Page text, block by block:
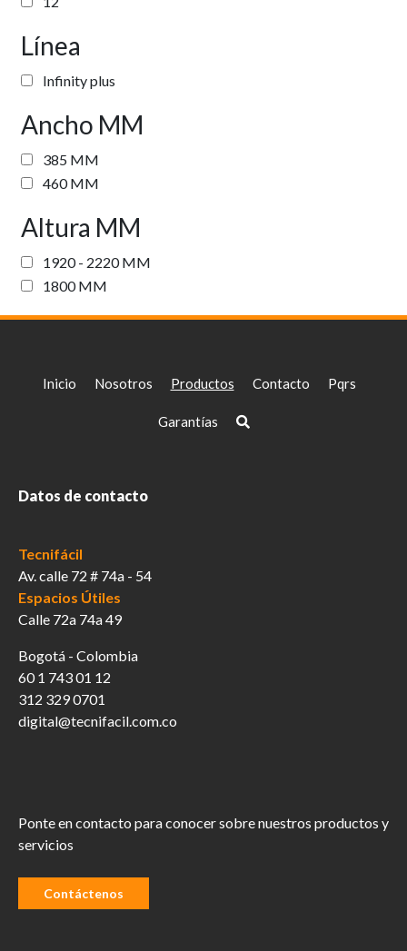
Línea
Infinity plus
Ancho MM
385 MM
460 MM
Altura MM
1920 - 2220 MM
1800 MM
Inicio Nosotros Productos Contacto Pqrs
Garantías
Datos de contacto
Tecnifácil
Av. calle 72 # 74a - 54
Espacios Útiles
Calle 72a 74a 49
Bogotá - Colombia
60 1 743 01 12
312 329 0701
digital@tecnifacil.com.co
Ponte en contacto para conocer sobre nuestros productos y
servicios
Contáctenos